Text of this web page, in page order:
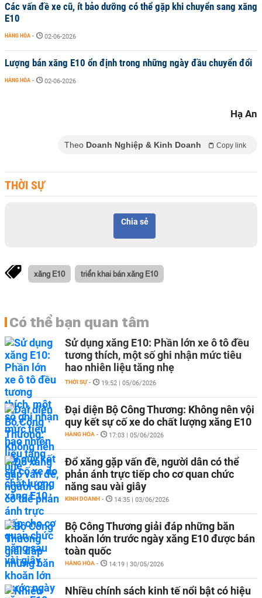
Các vấn đề xe cũ, ít bảo dưỡng có thể gặp khi chuyển sang xăng
E10
HÀNG HÓA - 02-06-2026
Lượng bán xăng E10 ổn định trong những ngày đầu chuyển đổi
HÀNG HÓA - 02-06-2026
Hạ An
Theo Doanh Nghiệp & Kinh Doanh Copy link
THỜI SỰ
Chia sẻ
xăng E10 triển khai bán xăng E10
Có thể bạn quan tâm
Sử dụng xăng E10: Phần lớn xe ô tô đều
tương thích, một số ghi nhận mức tiêu
hao nhiên liệu tăng nhẹ
THỜI SỰ - 19:52 | 05/06/2026
Đại diện Bộ Công Thương: Không nên vội
quy kết sự cố xe do chất lượng xăng E10
HÀNG HÓA - 17:03 | 05/06/2026
Đổ xăng gặp vấn đề, người dân có thể
phản ánh trực tiếp cho cơ quan chức
năng sau vài giây
KINH DOANH - 14:35 | 03/06/2026
Bộ Công Thương giải đáp những băn
khoăn lớn trước ngày xăng E10 được bán
toàn quốc
HÀNG HÓA - 14:19 | 30/05/2026
Nhiều chính sách kinh tế nổi bật có hiệu